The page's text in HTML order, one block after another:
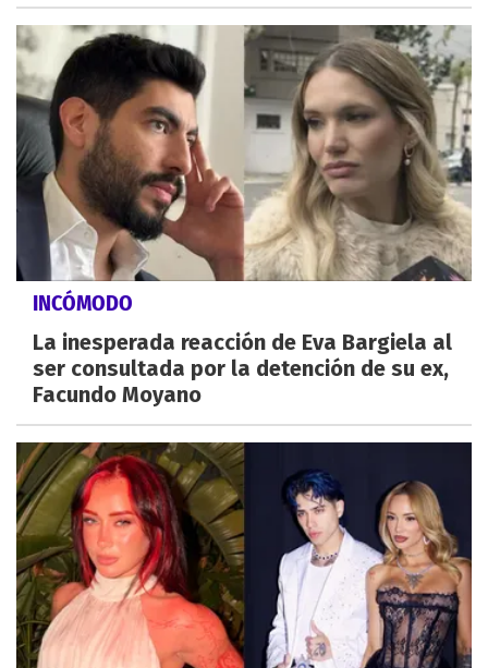
INCÓMODO
La inesperada reacción de Eva Bargiela al
ser consultada por la detención de su ex,
Facundo Moyano